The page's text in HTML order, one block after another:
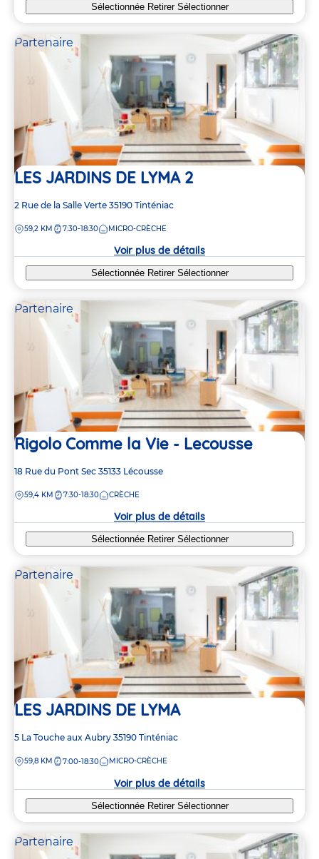
Sélectionnée Retirer Sélectionner
Partenaire
LES JARDINS DE LYMA 2
Adresse
la
2 Rue de la Salle Verte 35190 Tinténiac
DISTANCE
59,2 KM 7:30-18:30 MICRO-CRÈCHE
Voir plus de détails
Sélectionnée Retirer Sélectionner
Partenaire
Rigolo Comme la Vie - Lecousse
Adresse
la
18 Rue du Pont Sec 35133 Lécousse
DISTANCE
59,4 KM 7:30-18:30 CRÈCHE
Voir plus de détails
Sélectionnée Retirer Sélectionner
Partenaire
LES JARDINS DE LYMA
Adresse
la
5 La Touche aux Aubry 35190 Tinténiac
DISTANCE
59,8 KM 7:00-18:30 MICRO-CRÈCHE
Voir plus de détails
Sélectionnée Retirer Sélectionner
Partenaire